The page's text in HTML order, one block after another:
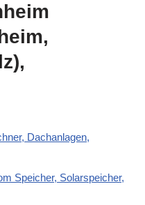
Dachanlagen,
Speicher, Solarspeicher,